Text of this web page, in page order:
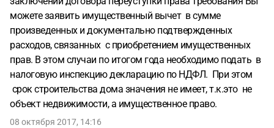
можете заявить имущественный вычет в сумме
произведенных и документально подтвержденных
расходов, связанных с приобретением имущественных
прав. В этом случаи по итогом года необходимо подать в
налоговую инспекцию декларацию по НДФЛ. При этом
срок строительства дома значения не имеет, т.к.это не
объект недвижимости, а имущественное право.
08 октября 2017, 14:16